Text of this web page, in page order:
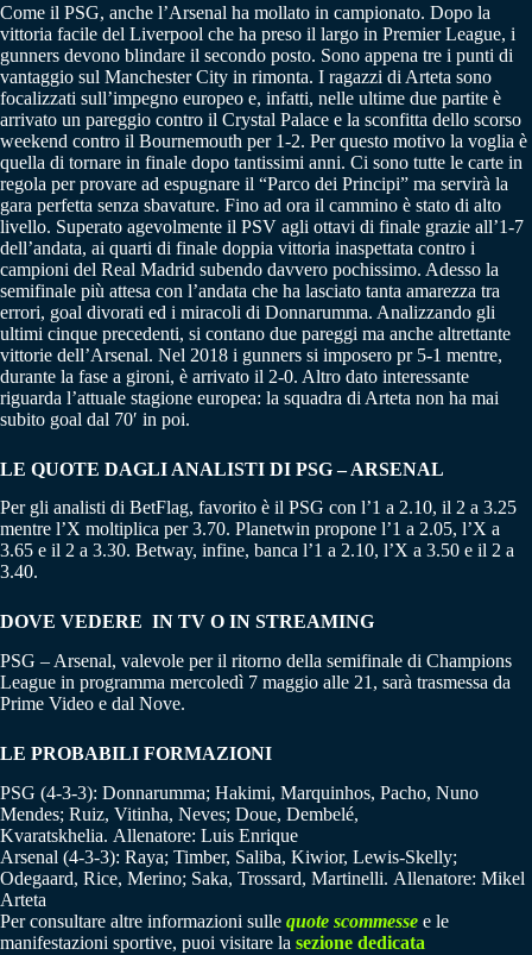
Come il PSG, anche l’Arsenal ha mollato in campionato. Dopo la
vittoria facile del Liverpool che ha preso il largo in Premier League, i
gunners devono blindare il secondo posto. Sono appena tre i punti di
vantaggio sul Manchester City in rimonta. I ragazzi di Arteta sono
focalizzati sull’impegno europeo e, infatti, nelle ultime due partite è
arrivato un pareggio contro il Crystal Palace e la sconfitta dello scorso
weekend contro il Bournemouth per 1-2. Per questo motivo la voglia è
quella di tornare in finale dopo tantissimi anni. Ci sono tutte le carte in
regola per provare ad espugnare il “Parco dei Principi” ma servirà la
gara perfetta senza sbavature. Fino ad ora il cammino è stato di alto
livello. Superato agevolmente il PSV agli ottavi di finale grazie all’1-7
dell’andata, ai quarti di finale doppia vittoria inaspettata contro i
campioni del Real Madrid subendo davvero pochissimo. Adesso la
semifinale più attesa con l’andata che ha lasciato tanta amarezza tra
errori, goal divorati ed i miracoli di Donnarumma. Analizzando gli
ultimi cinque precedenti, si contano due pareggi ma anche altrettante
vittorie dell’Arsenal. Nel 2018 i gunners si imposero pr 5-1 mentre,
durante la fase a gironi, è arrivato il 2-0. Altro dato interessante
riguarda l’attuale stagione europea: la squadra di Arteta non ha mai
subito goal dal 70′ in poi.
LE QUOTE DAGLI ANALISTI DI PSG – ARSENAL
Per gli analisti di BetFlag, favorito è il PSG con l’1 a 2.10, il 2 a 3.25
mentre l’X moltiplica per 3.70. Planetwin propone l’1 a 2.05, l’X a
3.65 e il 2 a 3.30. Betway, infine, banca l’1 a 2.10, l’X a 3.50 e il 2 a
3.40.
DOVE VEDERE IN TV O IN STREAMING
PSG – Arsenal, valevole per il ritorno della semifinale di Champions
League in programma mercoledì 7 maggio alle 21, sarà trasmessa da
Prime Video e dal Nove.
LE PROBABILI FORMAZIONI
PSG (4-3-3): Donnarumma; Hakimi, Marquinhos, Pacho, Nuno
Mendes; Ruiz, Vitinha, Neves; Doue, Dembelé,
Kvaratskhelia. Allenatore: Luis Enrique
Arsenal (4-3-3): Raya; Timber, Saliba, Kiwior, Lewis-Skelly;
Odegaard, Rice, Merino; Saka, Trossard, Martinelli. Allenatore: Mikel
Arteta
Per consultare altre informazioni sulle quote scommesse e le
manifestazioni sportive, puoi visitare la sezione dedicata